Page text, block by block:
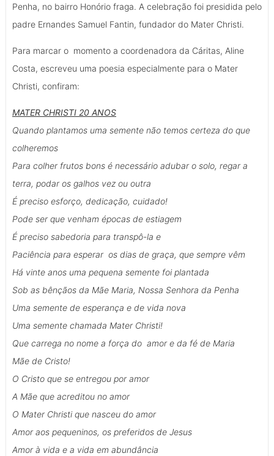
Penha, no bairro Honório fraga. A celebração foi presidida pelo
padre Ernandes Samuel Fantin, fundador do Mater Christi.
Para marcar o momento a coordenadora da Cáritas, Aline
Costa, escreveu uma poesia especialmente para o Mater
Christi, confiram:
MATER CHRISTI 20 ANOS
Quando plantamos uma semente não temos certeza do que
colheremos
Para colher frutos bons é necessário adubar o solo, regar a
terra, podar os galhos vez ou outra
É preciso esforço, dedicação, cuidado!
Pode ser que venham épocas de estiagem
É preciso sabedoria para transpô-la e
Paciência para esperar os dias de graça, que sempre vêm
Há vinte anos uma pequena semente foi plantada
Sob as bênçãos da Mãe Maria, Nossa Senhora da Penha
Uma semente de esperança e de vida nova
Uma semente chamada Mater Christi!
Que carrega no nome a força do amor e da fé de Maria
Mãe de Cristo!
O Cristo que se entregou por amor
A Mãe que acreditou no amor
O Mater Christi que nasceu do amor
Amor aos pequeninos, os preferidos de Jesus
Amor à vida e a vida em abundância